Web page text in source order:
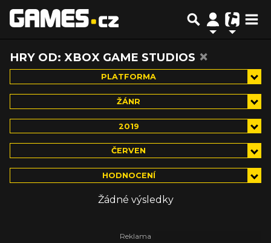
HRY OD: XBOX GAME STUDIOS ×
PLATFORMA
ŽÁNR
2019
ČERVEN
HODNOCENÍ
Žádné výsledky